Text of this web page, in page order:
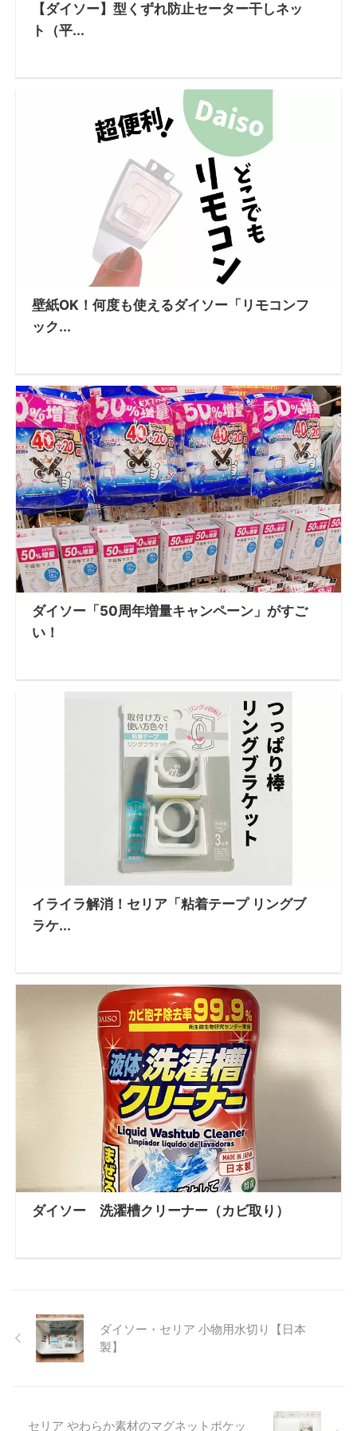
【ダイソー】型くずれ防止セーター干しネッ
ト（平...
壁紙OK！何度も使えるダイソー「リモコンフ
ック...
ダイソー「50周年増量キャンペーン」がすご
い！
イライラ解消！セリア「粘着テープ リングブ
ラケ...
ダイソー 洗濯槽クリーナー（カビ取り）
ダイソー・セリア 小物用水切り【日本
製】
セリア やわらか素材のマグネットポケッ